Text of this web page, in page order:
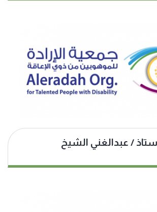
/ عبدالغني الشيخ